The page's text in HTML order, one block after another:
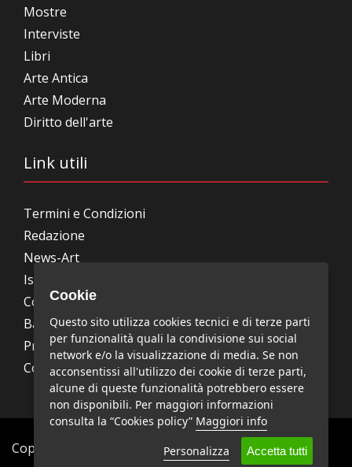
Mostre
Interviste
Libri
Arte Antica
Arte Moderna
Diritto dell'arte
Link utili
Termini e Condizioni
Redazione
News-Art
Iscrizione alla newsletter
Collabora con noi
Bandi, concorsi, premi
Privacy Policy
Cookie Policy
Copyright © News-Art - Tutti i diritti riservati.
Cookie
Questo sito utilizza cookies tecnici e di terze parti
per funzionalità quali la condivisione sui social
network e/o la visualizzazione di media. Se non
acconsentissi all'utilizzo dei cookie di terze parti,
alcune di queste funzionalità potrebbero essere
non disponibili. Per maggiori informazioni
consulta la “Cookies policy” Maggiori info
Personalizza
Accetta tutti